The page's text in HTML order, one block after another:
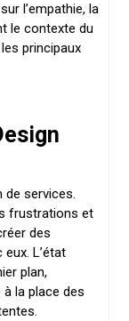
l’empathie, la
le contexte du
principaux
de services.
frustrations et
des
L’état
plan,
la place des